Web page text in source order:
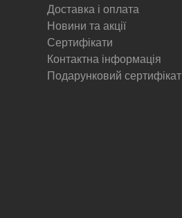
Доставка і оплата
Новини та акції
Сертифікати
Контактна інформація
Подарунковий сертифікат